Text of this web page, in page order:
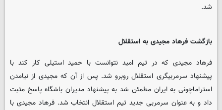
شد.
بازگشت فرهاد مجیدی به استقلال
فرهاد مجیدی که در تیم امید نتوانست با حمید استیلی کار کند با
پیشنهاد سرمربیگری استقلال روبرو شد. پس از آن که مجیدی از نیامدن
استراماچونی به ایران مطمئن شد به پیشنهاد مدیران باشگاه پاسخ مثبت
داد و به عنوان سرمربی جدید تیم استقلال انتخاب شد. فرهاد مجیدی با